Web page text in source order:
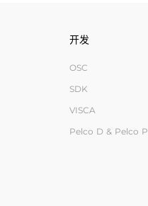
开发
OSC
SDK
VISCA
Pelco D & Pelco P